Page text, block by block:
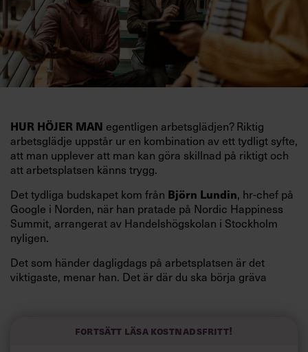
HUR HÖJER MAN egentligen arbetsglädjen? Riktig
arbetsglädje uppstår ur en kombination av ett tydligt syfte,
att man upplever att man kan göra skillnad på riktigt och
att arbetsplatsen känns trygg.
Det tydliga budskapet kom från Björn Lundin, hr-chef på
Google i Norden, när han pratade på Nordic Happiness
Summit, arrangerat av Handelshögskolan i Stockholm
nyligen.
Det som händer dagligdags på arbetsplatsen är det
viktigaste, menar han. Det är där du ska börja gräva
och höjt arbetsglädjen på Google:
Fortsätt läsa kostnadsfritt!